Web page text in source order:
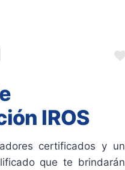
IROS
certificados y un
que te brindarán